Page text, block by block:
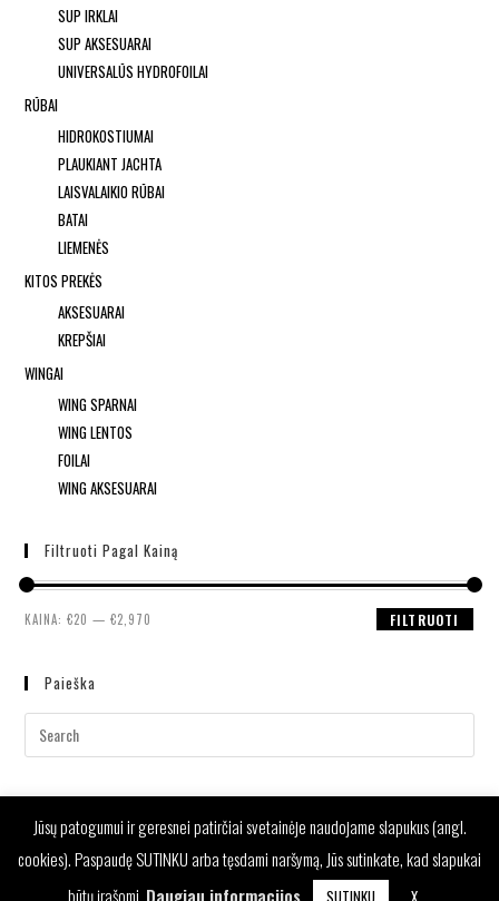
SUP IRKLAI
SUP AKSESUARAI
UNIVERSALŪS HYDROFOILAI
RŪBAI
HIDROKOSTIUMAI
PLAUKIANT JACHTA
LAISVALAIKIO RŪBAI
BATAI
LIEMENĖS
KITOS PREKĖS
AKSESUARAI
KREPŠIAI
WINGAI
WING SPARNAI
WING LENTOS
FOILAI
WING AKSESUARAI
Filtruoti Pagal Kainą
FILTRUOTI
KAINA:€20 —€2,970
Paieška
Jūsų patogumui ir geresnei patirčiai svetainėje naudojame slapukus (angl.
cookies). Paspaudę SUTINKU arba tęsdami naršymą, Jūs sutinkate, kad slapukai
būtų įrašomi. Daugiau informacijos SUTINKU X